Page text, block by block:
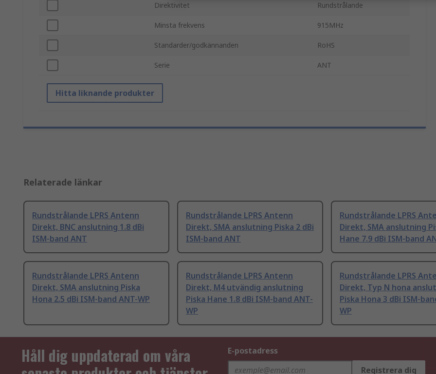
Direktivitet Rundstrålande
Minsta frekvens 915MHz
Standarder/godkännanden RoHS
Serie ANT
Hitta liknande produkter
Relaterade länkar
Rundstrålande LPRS Antenn
Direkt, BNC anslutning 1.8 dBi
ISM-band ANT
Rundstrålande LPRS Antenn
Direkt, SMA anslutning Piska 2 dBi
ISM-band ANT
Rundstrålande LPRS
Direkt, SMA anslutning
Hane 7.9 dBi ISM-band
Rundstrålande LPRS Antenn
Direkt, SMA anslutning Piska
Hona 2.5 dBi ISM-band ANT-WP
Rundstrålande LPRS Antenn
Direkt, M4 utvändig anslutning
Piska Hane 1.8 dBi ISM-band ANT-
WP
Rundstrålande LPRS
Direkt, Typ N hona
Piska Hona 3 dBi ISM-
WP
Håll dig uppdaterad om våra
E-postadress
Registrera dig